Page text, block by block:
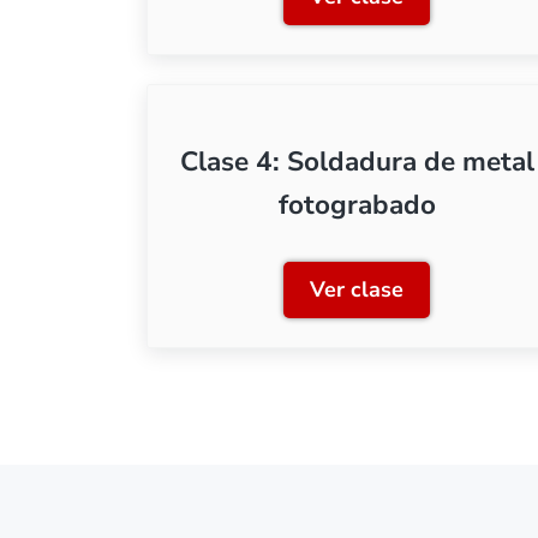
Clase 4: Soldadura de metal
fotograbado
Ver clase
Clase 4: